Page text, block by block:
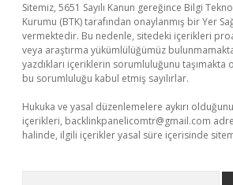
Sitemiz, 5651 Sayılı Kanun gereğince Bilgi
Kurumu (BTK) tarafından onaylanmış bir Yer
vermektedir. Bu nedenle, sitedeki içerikleri
veya araştırma yükümlülüğümüz
yazdıkları içeriklerin sorumluluğunu taşımakta
bu sorumluluğu kabul etmiş sayılırlar.
Hukuka ve yasal düzenlemelere aykırı
içerikleri, backlinkpanelicomtr@gmail.com
halinde, ilgili içerikler yasal süre içerisinde